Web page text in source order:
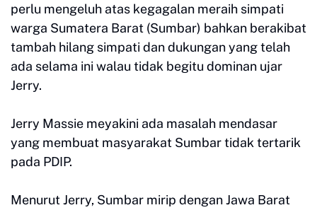
perlu mengeluh atas kegagalan meraih simpati
warga Sumatera Barat (Sumbar) bahkan berakibat
tambah hilang simpati dan dukungan yang telah
ada selama ini walau tidak begitu dominan ujar
Jerry.
Jerry Massie meyakini ada masalah mendasar
yang membuat masyarakat Sumbar tidak tertarik
pada PDIP.
Menurut Jerry, Sumbar mirip dengan Jawa Barat